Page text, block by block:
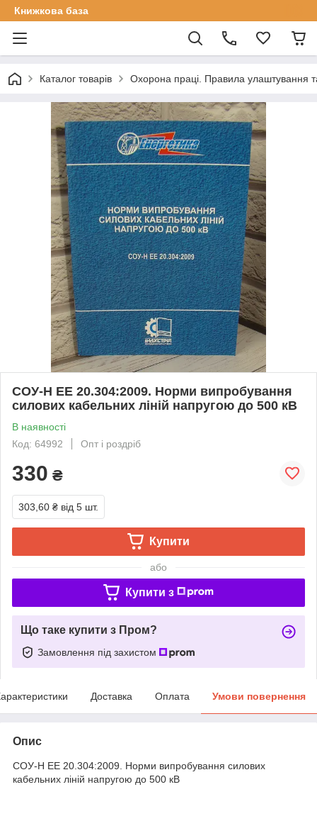
Книжкова база
Каталог товарів Охорона праці. Правила улаштування
СОУ-Н ЕЕ 20.304:2009. Норми випробування
силових кабельних ліній напругою до 500 кВ
В наявності
Код: 64992
Опт і роздріб
330 ₴
303,60 ₴ від 5 шт.
Купити
або
Купити з
Що таке купити з Пром?
Замовлення під захистом
Доставка Оплата Умови повернення
Опис
СОУ-Н ЕЕ 20.304:2009. Норми випробування силових
кабельних ліній напругою до 500 кВ